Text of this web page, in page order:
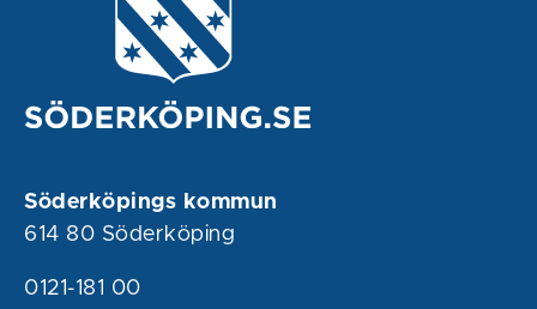
Söderköpings kommun
614 80 Söderköping
0121-181 00